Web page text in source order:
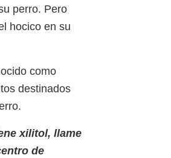
perro. Pero
hocico en su
como
destinados
xilitol, llame
de